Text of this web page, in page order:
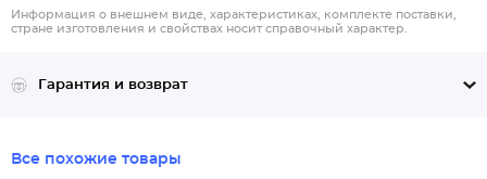
Информация о внешнем виде, характеристиках, комплекте поставки,
стране изготовления и свойствах носит справочный характер.
Гарантия и возврат
Все похожие товары